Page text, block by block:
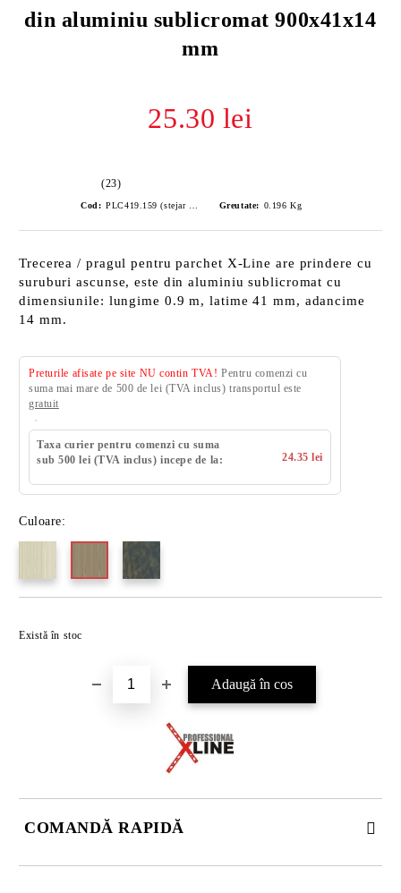
din aluminiu sublicromat 900x41x14
mm
25.30 lei
(23)
Cod: Greutate: 0.196 Kg
Trecerea / pragul pentru parchet X-Line are prindere cu
suruburi ascunse, este din aluminiu sublicromat cu
dimensiunile: lungime 0.9 m, latime 41 mm, adancime
14 mm.
Preturile afisate pe site NU contin TVA! Pentru comenzi cu
suma mai mare de 500 de lei (TVA inclus) transportul este
gratuit
Taxa curier pentru comenzi cu suma
sub 500 lei (TVA inclus) incepe de la:
24.35 lei
Culoare:
Există în stoc
COMANDĂ RAPIDĂ